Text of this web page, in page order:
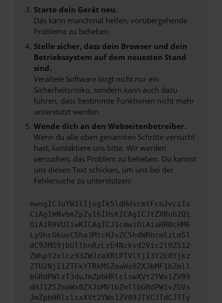
Starte dein Gerät neu.
Das kann manchmal helfen, vorübergehende
Probleme zu beheben.
Stelle sicher, dass dein Browser und dein
Betriebssystem auf dem neuesten Stand
sind.
Veraltete Software birgt nicht nur ein
Sicherheitsrisiko, sondern kann auch dazu
führen, dass bestimmte Funktionen nicht mehr
unterstützt werden.
Wende dich an den Webseitenbetreiber.
Wenn du alle oben genannten Schritte versucht
hast, kontaktiere uns bitte. Wir werden
versuchen, das Problem zu beheben. Du kannst
uns diesen Text schicken, um uns bei der
Fehlersuche zu unterstützen:
ewogICJuYW1lIjogIk5ldHdvcmtFcnJvciIs
CiAgImNvbmZpZyI6IHsKICAgICJtZXRob2Qi
OiAiR0VUIiwKICAgICJ1cmwiOiAiaHR0cHM6
Ly9hcGkueC5ha3MtcHJvZC5hdWRhcmlzLm5l
dC92MS9jbGllbnRzLzE4Nzkvd2Vic2l0ZS12
ZWhpY2xlcz93ZWJzaXRlPTVlYjI3Y2E0Yjkz
ZTU2NjI1ZTFkYTRkMSZmaWx0ZXJbMF1bZmll
bGRdPWlzT3duJmZpbHRlclswXVt2YWx1ZV09
dHJ1ZSZmaWx0ZXJbMV1bZmllbGRdPW1vZGVs
JmZpbHRlclsxXVt2YWx1ZV09JTVCJTdCJTIy